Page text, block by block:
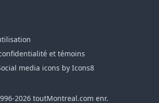
et témoins
media icons by Icons8
2026 toutMontreal.com enr.